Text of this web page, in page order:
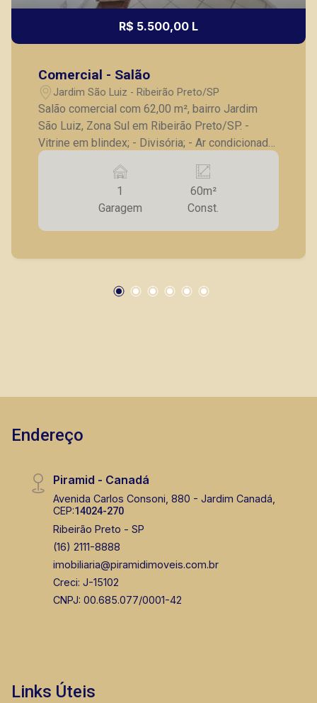
R$ 5.500,00 L
Comercial - Salão
Jardim São Luiz - Ribeirão Preto/SP
Salão comercial com 62,00 m², bairro Jardim
São Luiz, Zona Sul em Ribeirão Preto/SP. -
Vitrine em blindex; - Divisória; - Ar condicionado;
- Cozinha com gabinete; - Banheiro; - 1 vaga de
garagem recuada; - Excelente localização em
avenida de grande fluxo. A Piramid tem como
objetivo atender seus clientes com agilidade e
segurança, em locação, vendas de imóveis
lançamentos da cidade de Ribeirão Preto.
1
Garagem
60m²
Const.
Endereço
Piramid - Canadá
Avenida Carlos Consoni, 880 - Jardim Canadá,
CEP:14024-270
Ribeirão Preto - SP
(16) 2111-8888
imobiliaria@piramidimoveis.com.br
Creci: J-15102
CNPJ: 00.685.077/0001-42
Links Úteis